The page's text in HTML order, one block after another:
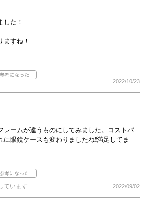
した！
ますね！
2022/10/23
レームが違うものにしてみました。コストパ
眼鏡ケースも変わりましたね❗満足してま
ています 2022/09/02